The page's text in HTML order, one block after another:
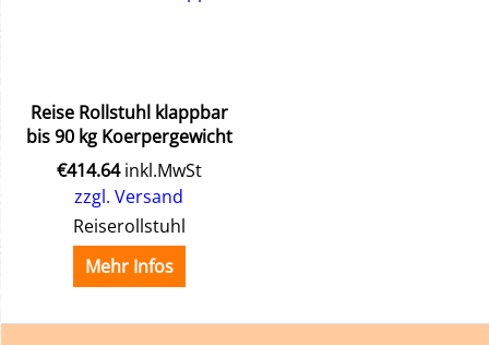
Reise Rollstuhl klappbar
bis 90 kg Koerpergewicht
€414.64 inkl.MwSt
zzgl. Versand
Reiserollstuhl
Mehr Infos